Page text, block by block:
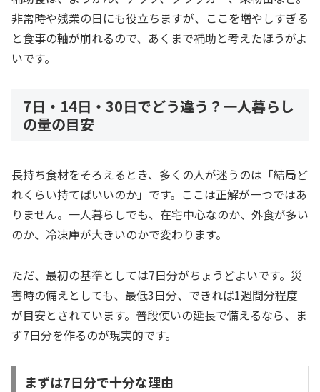
非常時や残業の日にも役立ちますが、ここを増やしすぎる
と食事の軸が崩れるので、あくまで補助と考えたほうがよ
いです。
7日・14日・30日でどう違う？一人暮らし
の量の目安
長持ち食材をそろえるとき、多くの人が迷うのは「結局ど
れくらい持てばいいのか」です。ここは正解が一つではあ
りません。一人暮らしでも、在宅中心なのか、外食が多い
のか、冷凍庫が大きいのかで変わります。
ただ、最初の基準としては7日分がちょうどよいです。災
害時の備えとしても、最低3日分、できれば1週間分程度
が目安とされています。普段使いの延長で備えるなら、ま
ず7日分を作るのが現実的です。
まずは7日分で十分な理由